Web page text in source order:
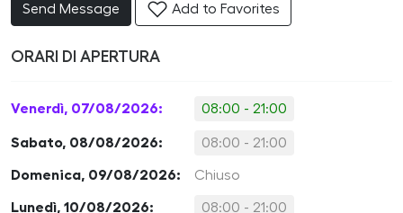
Send Message Add to Favorites
ORARI DI APERTURA
Venerdì, 07/08/2026: 08:00 - 21:00
Sabato, 08/08/2026: 08:00 - 21:00
Domenica, 09/08/2026: Chiuso
Lunedì, 10/08/2026: 08:00 - 21:00